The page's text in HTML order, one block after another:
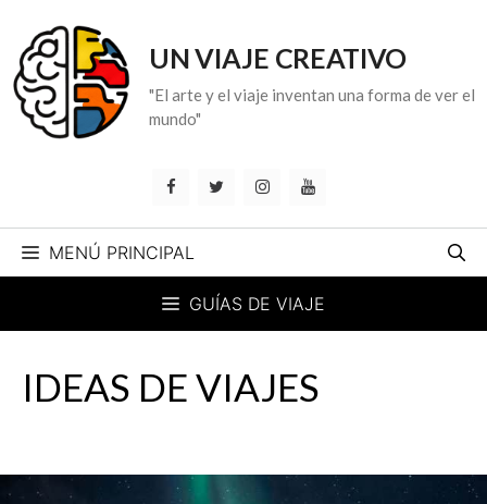
contenido
UN VIAJE CREATIVO
"El arte y el viaje inventan una forma de ver el
mundo"
MENÚ PRINCIPAL
GUÍAS DE VIAJE
IDEAS DE VIAJES